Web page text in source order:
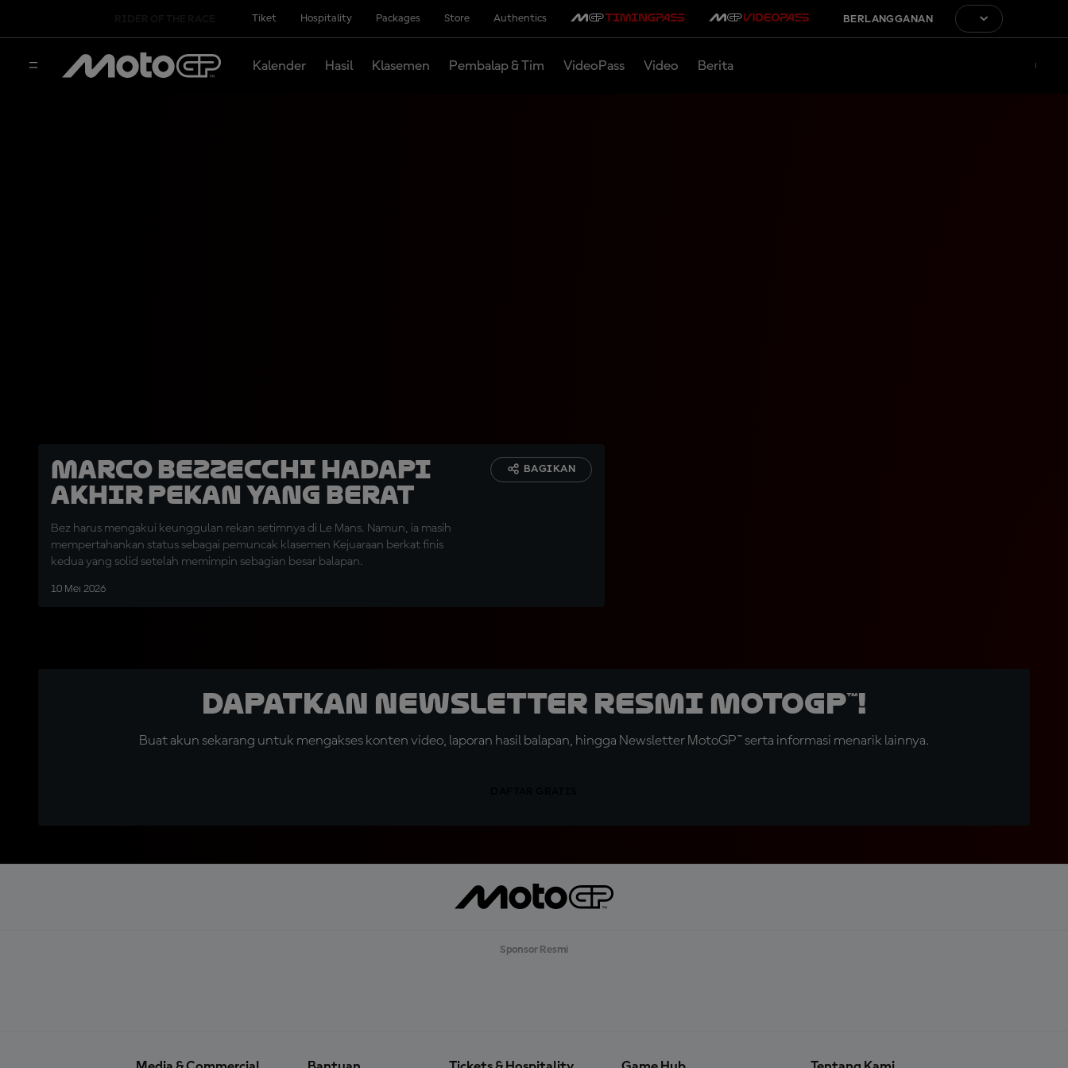
Tiket Hospitality Packages Store Authentics BERLANGGANAN
Kalender Hasil Klasemen Pembalap & Tim VideoPass Video Berita
Marco Bezzecchi Hadapi
Akhir Pekan yang Berat
Bez harus mengakui keunggulan rekan setimnya di Le Mans. Namun, ia masih
mempertahankan status sebagai pemuncak klasemen Kejuaraan berkat finis
kedua yang solid setelah memimpin sebagian besar balapan.
10 Mei 2026
BAGIKAN
Dapatkan Newsletter Resmi MotoGP™!
Buat akun sekarang untuk mengakses konten video, laporan hasil balapan, hingga Newsletter MotoGP™ serta informasi menarik lainnya.
Sponsor Resmi